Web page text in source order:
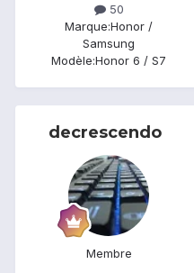
50
Marque:Honor /
Samsung
Modèle:Honor 6 / S7
decrescendo
Membre